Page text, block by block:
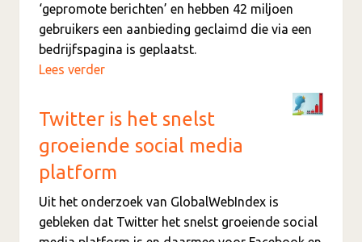
‘gepromote berichten’ en hebben 42 miljoen
gebruikers een aanbieding geclaimd die via een
bedrijfspagina is geplaatst.
Lees verder
Twitter is het snelst
groeiende social media
platform
Uit het onderzoek van GlobalWebIndex is
gebleken dat Twitter het snelst groeiende social